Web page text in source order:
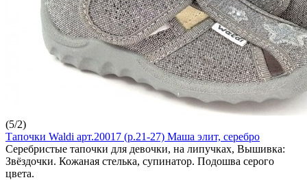
(5/2)
Тапочки Waldi арт.20017 (р.21-27) Маша элит, серебро
Серебристые тапочки для девочки, на липучках, Вышивка:
Звёздочки. Кожаная стелька, супинатор. Подошва серого
цвета.